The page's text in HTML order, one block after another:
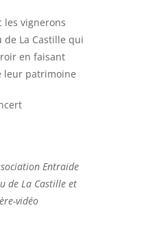
les vignerons
de La Castille qui
en faisant
leur patrimoine
Entraide
de La Castille et
vidéo